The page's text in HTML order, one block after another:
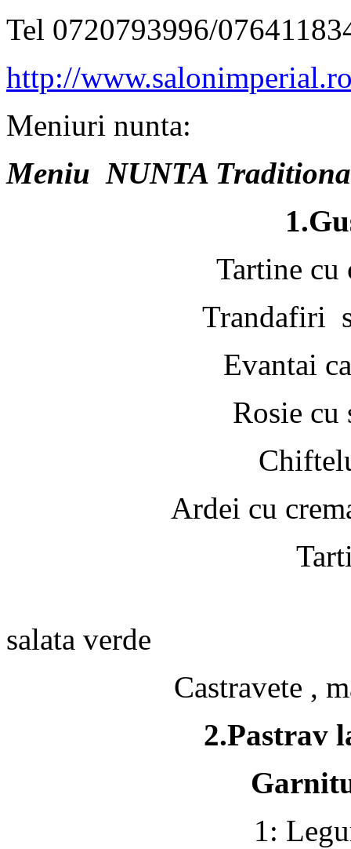
Tel 0720793996/
http://
Meniuri nunta:
Meniu NUNTA
Tartine cu
Trandafiri
Evantai
Rosie cu
Ardei cu
salata verde
Castravete ,
2.Pastrav
1: